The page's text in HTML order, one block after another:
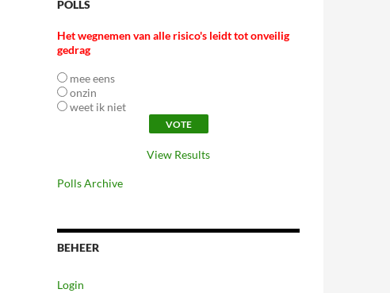
POLLS
Het wegnemen van alle risico's leidt tot onveilig
gedrag
mee eens
onzin
weet ik niet
View Results
Polls Archive
BEHEER
Login